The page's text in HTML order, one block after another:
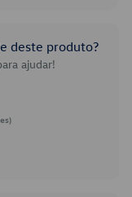
deste produto?
ajudar!